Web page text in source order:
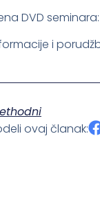
DVD
i
ovaj članak: